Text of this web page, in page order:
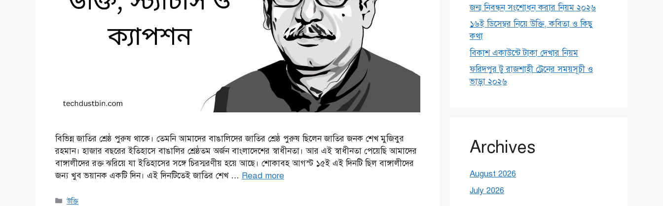
বিভিন্ন জাতির শ্রেষ্ঠ পুরুষ থাকে। তেমনি আমাদের বাঙালিদের জাতির শ্রেষ্ঠ পুরুষ ছিলেন জাতির জনক শেখ মুজিবুর
রহমান। হাজার বছরের ইতিহাসে বাঙালির শ্রেষ্ঠতম অর্জন বাংলাদেশের স্বাধীনতা। আর এই স্বাধীনতা পেয়েছি আমাদের
বাঙ্গালীদের রক্ত ঝরিয়ে যা ইতিহাসের সঙ্গে চিরস্মরণীয় হয়ে আছে। শোকাবহ আগস্ট ১৫ই এই দিনটি ছিল বাঙ্গালীদের
জন্য খুব ভয়ানক একটি দিন। এই দিনটিতেই জাতির শেখ … Read more
Categories
উক্তি
জন্ম নিবন্ধন সংশোধন করার নিয়ম ২০২৬
১৬ই ডিসেম্বর নিয়ে উক্তি, কবিতা ও কিছু
কথা
বিকাশ একাউন্টে টাকা দেখার নিয়ম
ফরিদপুর টু রাজশাহী ট্রেনের সময়সূচী ও
ভাড়া ২০২৬
Archives
August 2026
July 2026